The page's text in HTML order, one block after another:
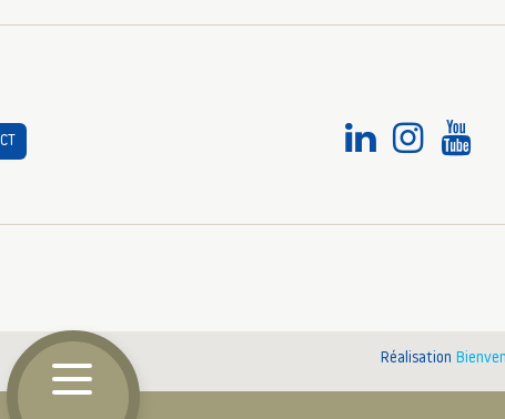
Réalisation